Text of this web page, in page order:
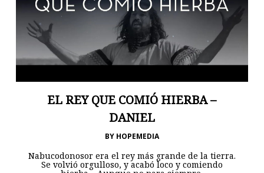
EL REY QUE COMIÓ HIERBA –
DANIEL
BY HOPEMEDIA
Nabucodonosor era el rey más grande de la tierra.
Se volvió orgulloso, y acabó loco y comiendo